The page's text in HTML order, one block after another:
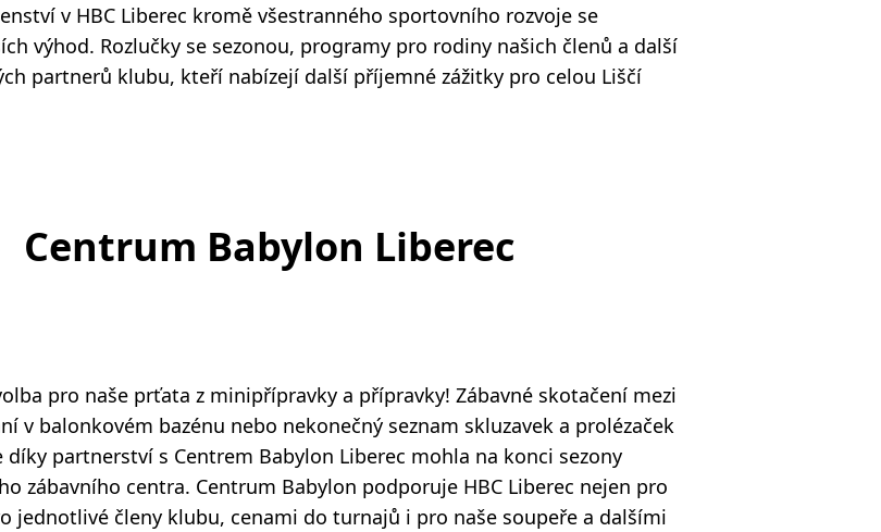
v HBC Liberec kromě všestranného sportovního rozvoje se
výhod. Rozlučky se sezonou, programy pro rodiny našich členů a další
partnerů klubu, kteří nabízejí další příjemné zážitky pro celou Liščí
Centrum Babylon Liberec
pro naše prťata z minipřípravky a přípravky! Zábavné skotačení mezi
v balonkovém bazénu nebo nekonečný seznam skluzavek a prolézaček
partnerství s Centrem Babylon Liberec mohla na konci sezony
zábavního centra. Centrum Babylon podporuje HBC Liberec nejen pro
jednotlivé členy klubu, cenami do turnajů i pro naše soupeře a dalšími